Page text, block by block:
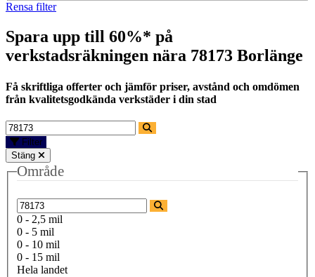
Rensa filter
Spara upp till 60%* på
verkstadsräkningen nära 78173 Borlänge
Få skriftliga offerter och jämför priser, avstånd och omdömen
från kvalitetsgodkända verkstäder i din stad
Filter
Stäng
Område
0 - 2,5 mil
0 - 5 mil
0 - 10 mil
0 - 15 mil
Hela landet